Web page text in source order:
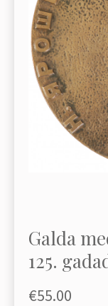
Galda
125.
€55.00